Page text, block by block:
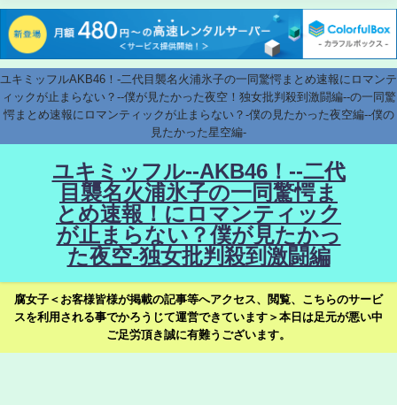
ユキミッフルAKB46！-二代目襲名火浦氷子の一同驚愕まとめ速報にロマンテ
ィックが止まらない？--僕が見たかった夜空！独女批判殺到激闘編--の一同驚
愕まとめ速報にロマンティックが止まらない？-僕の見たかった夜空編--僕の
見たかった星空編-
ユキミッフル--AKB46！--二代
目襲名火浦氷子の一同驚愕ま
とめ速報！にロマンティック
が止まらない？僕が見たかっ
た夜空-独女批判殺到激闘編
腐女子＜お客様皆様が掲載の記事等へアクセス、閲覧、こちらのサービ
スを利用される事でかろうじて運営できています＞本日は足元が悪い中
ご足労頂き誠に有難うございます。